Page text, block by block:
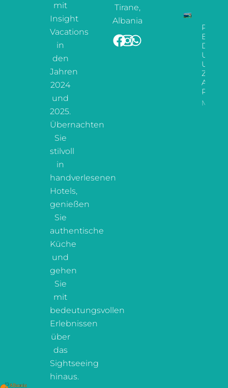
mit
Insight
Vacations
in
den
Jahren
2024
und
2025.
Übernachten
Sie
stilvoll
in
handverlesenen
Hotels,
genießen
Sie
authentische
Küche
und
gehen
Sie
mit
bedeutungsvollen
Erlebnissen
über
das
Sightseeing
hinaus.
Tirane,
Albania
Der
Zur
Riviera
Mehr